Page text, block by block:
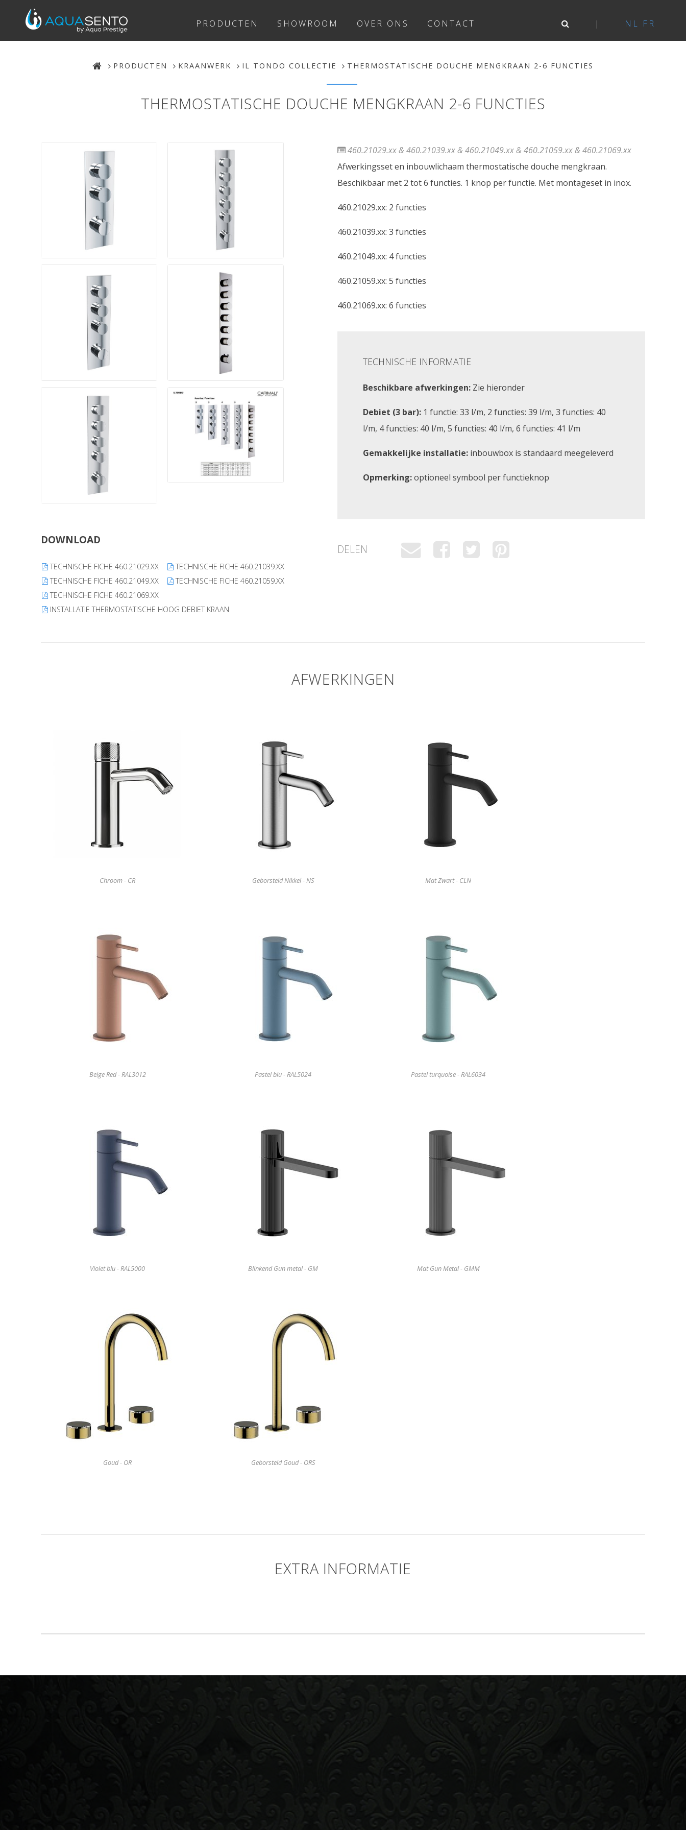
PRODUCTEN SHOWROOM OVER ONS CONTACT NL FR
PRODUCTEN KRAANWERK IL TONDO COLLECTIE THERMOSTATISCHE DOUCHE MENGKRAAN 2-6 FUNCTIES
THERMOSTATISCHE DOUCHE MENGKRAAN 2-6 FUNCTIES
DOWNLOAD
TECHNISCHE FICHE 460.21029.XX
TECHNISCHE FICHE 460.21039.XX
TECHNISCHE FICHE 460.21049.XX
TECHNISCHE FICHE 460.21059.XX
TECHNISCHE FICHE 460.21069.XX
INSTALLATIE THERMOSTATISCHE HOOG DEBIET KRAAN
460.21029.xx & 460.21039.xx & 460.21049.xx & 460.21059.xx & 460.21069.xx
Afwerkingsset en inbouwlichaam thermostatische douche mengkraan.
Beschikbaar met 2 tot 6 functies. 1 knop per functie. Met montageset in inox.
460.21029.xx: 2 functies
460.21039.xx: 3 functies
460.21049.xx: 4 functies
460.21059.xx: 5 functies
460.21069.xx: 6 functies
TECHNISCHE INFORMATIE
Beschikbare afwerkingen:Zie hieronder
Debiet (3 bar):1 functie: 33 l/m, 2 functies: 39 l/m, 3 functies: 40
l/m, 4 functies: 40 l/m, 5 functies: 40 l/m, 6 functies: 41 l/m
Gemakkelijke installatie:inbouwbox is standaard meegeleverd
Opmerking:optioneel symbool per functieknop
DELEN
AFWERKINGEN
Chroom - CR Geborsteld Nikkel - NS Mat Zwart - CLN
Beige Red - RAL3012 Pastel blu - RAL5024 Pastel turquoise - RAL6034
Violet blu - RAL5000 Blinkend Gun metal - GM Mat Gun Metal - GMM
Goud - OR Geborsteld Goud - ORS
EXTRA INFORMATIE